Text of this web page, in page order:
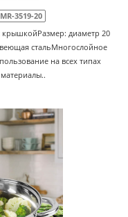
MR-3519-20
крышкойРазмер: диаметр 20
стальМногослойное
на всех типах